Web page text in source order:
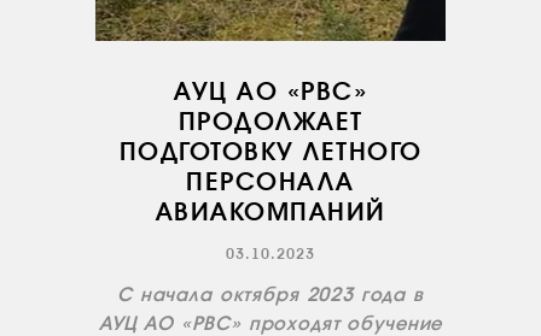
АУЦ АО «РВС»
ПРОДОЛЖАЕТ
ПОДГОТОВКУ ЛЕТНОГО
ПЕРСОНАЛА
АВИАКОМПАНИЙ
03.10.2023
С начала октября 2023 года в
АУЦ АО «РВС» проходят обучение